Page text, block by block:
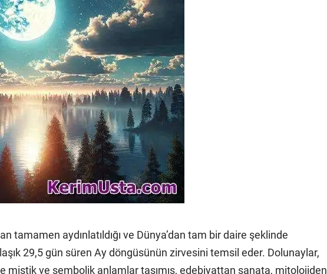
tamamen aydınlatıldığı ve Dünya’dan tam bir daire şeklinde
29,5 gün süren Ay döngüsünün zirvesini temsil eder. Dolunaylar,
mistik ve sembolik anlamlar taşımış, edebiyattan sanata, mitolojiden